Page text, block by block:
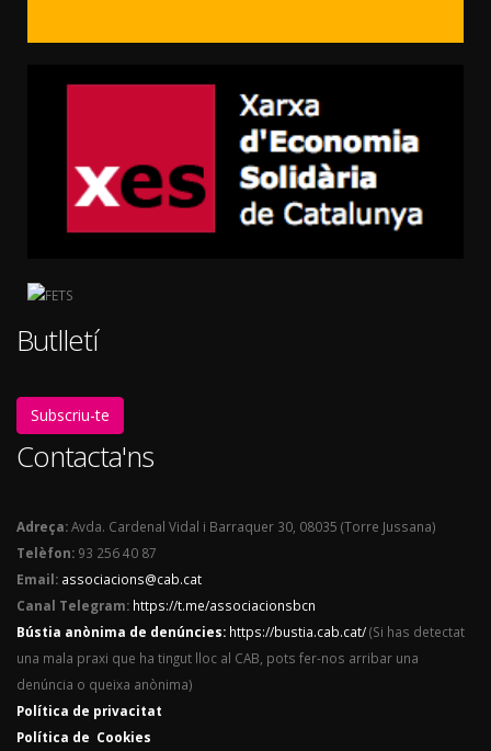
Butlletí
Subscriu-te
Contacta'ns
Adreça:Avda. Cardenal Vidal i Barraquer 30, 08035 (Torre Jussana)
Telèfon: 93 256 40 87
Email: associacions@cab.cat
Canal Telegram: https://t.me/associacionsbcn
Bústia anònima de denúncies: https://bustia.cab.cat/(Si has detectat
una mala praxi que ha tingut lloc al CAB, pots fer-nos arribar una
denúncia o queixa anònima)
Política de privacitat
Política de Cookies